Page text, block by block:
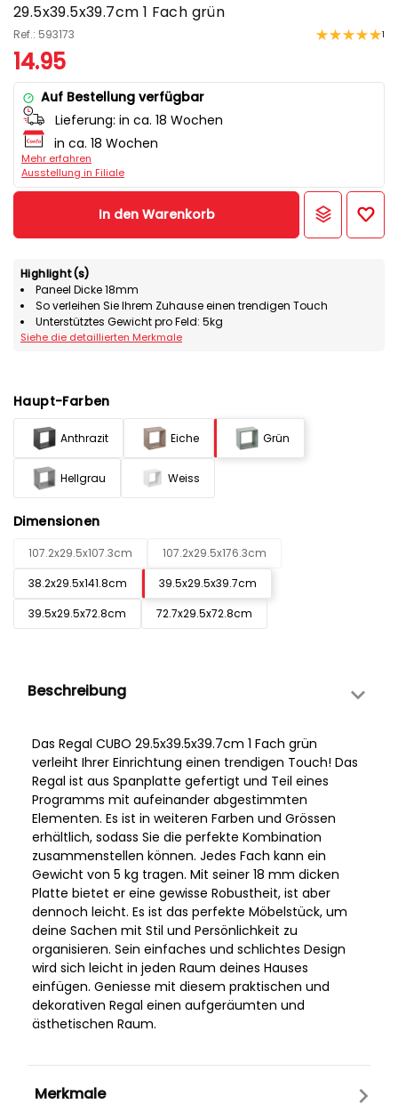
29.5x39.5x39.7cm 1 Fach grün
Ref.: 593173 1
14.95
Auf Bestellung verfügbar
Lieferung: in ca. 18 Wochen
in ca. 18 Wochen
Mehr erfahren
Ausstellung in Filiale
In den Warenkorb
Highlight(s)
Paneel Dicke 18mm
So verleihen Sie Ihrem Zuhause einen trendigen Touch
Unterstütztes Gewicht pro Feld: 5kg
Siehe die detaillierten Merkmale
Haupt-Farben
Anthrazit Eiche Grün
Hellgrau Weiss
Dimensionen
107.2x29.5x107.3cm
107.2x29.5x176.3cm
38.2x29.5x141.8cm
39.5x29.5x39.7cm
39.5x29.5x72.8cm
72.7x29.5x72.8cm
Beschreibung
Das Regal CUBO 29.5x39.5x39.7cm 1 Fach grün
verleiht Ihrer Einrichtung einen trendigen Touch! Das
Regal ist aus Spanplatte gefertigt und Teil eines
Programms mit aufeinander abgestimmten
Elementen. Es ist in weiteren Farben und Grössen
erhältlich, sodass Sie die perfekte Kombination
zusammenstellen können. Jedes Fach kann ein
Gewicht von 5 kg tragen. Mit seiner 18 mm dicken
Platte bietet er eine gewisse Robustheit, ist aber
dennoch leicht. Es ist das perfekte Möbelstück, um
deine Sachen mit Stil und Persönlichkeit zu
organisieren. Sein einfaches und schlichtes Design
wird sich leicht in jeden Raum deines Hauses
einfügen. Geniesse mit diesem praktischen und
dekorativen Regal einen aufgeräumten und
ästhetischen Raum.
Merkmale